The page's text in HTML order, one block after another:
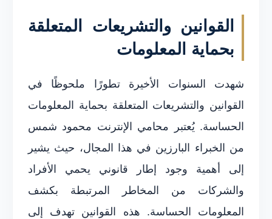
القوانين والتشريعات المتعلقة
بحماية المعلومات
شهدت السنوات الأخيرة تطورًا ملحوظًا في
القوانين والتشريعات المتعلقة بحماية المعلومات
الحساسة. يُعتبر محامي الإنترنت محمود شمس
من الخبراء البارزين في هذا المجال، حيث يشير
إلى أهمية وجود إطار قانوني يحمي الأفراد
والشركات من المخاطر المرتبطة بكشف
المعلومات الحساسة. هذه القوانين تهدف إلى